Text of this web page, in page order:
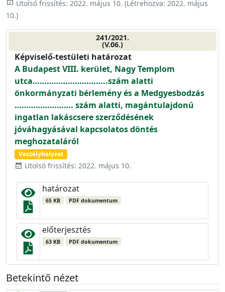
event_available Utolsó frissítés: 2022. május 10. (Létrehozva: 2022. május
10.)
241/2021.
(V.06.)
Képviselő-testületi határozat
A Budapest VIII. kerület, Nagy Templom
utca…………………………..szám alatti
önkormányzati bérlemény és a Medgyesbodzás
……………………. szám alatti, magántulajdonú
ingatlan lakáscsere szerződésének
jóváhagyásával kapcsolatos döntés
meghozataláról
Veszélyhelyzet
event_available Utolsó frissítés: 2022. május 10.
határozat
65 KB PDF dokumentum
előterjesztés
63 KB PDF dokumentum
Betekintő nézet